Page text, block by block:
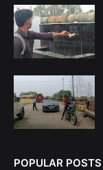
POPULAR POSTS